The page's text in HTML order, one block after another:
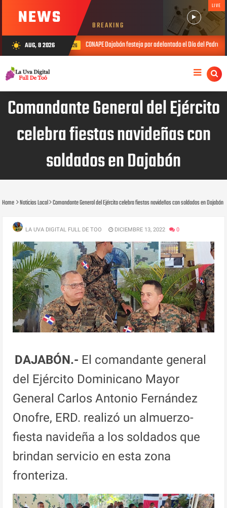
NEWS BREAKING
LIVE
wb_sunny AUG, 8 2026
JUL 25, 2026 CONAPE Dajabón festeja por adelantado el Día del Padre con sus
Comandante General del Ejército
celebra fiestas navideñas con
soldados en Dajabón
Home Noticias Local Comandante General del Ejército celebra fiestas navideñas con soldados en Dajabón
LA UVA DIGITAL FULL DE TOO DICIEMBRE 13, 2022 0
DAJABÓN.- El comandante general
del Ejército Dominicano Mayor
General Carlos Antonio Fernández
Onofre, ERD. realizó un almuerzo-
fiesta navideña a los soldados que
brindan servicio en esta zona
fronteriza.